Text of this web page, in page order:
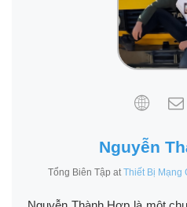
Nguyễn
Tổng Biên Tập at Thiết Bị Mạng